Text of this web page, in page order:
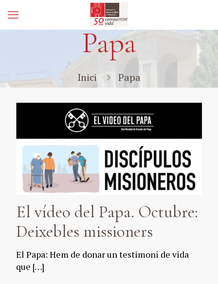
Papa
Inici Papa
El vídeo del Papa. Octubre:
Deixebles missioners
El Papa: Hem de donar un testimoni de vida
que […]